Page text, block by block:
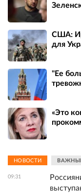
США:
для
"Ее
«Это
НОВОСТИ
09:31